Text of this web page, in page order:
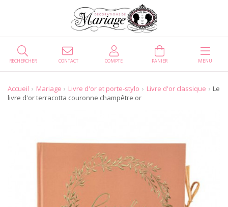
CONTACT
RECHERCHER COMPTE PANIER MENU
Accueil Mariage Livre d'or et porte-stylo Livre d'or classique
Le
livre d'or terracotta couronne champêtre or